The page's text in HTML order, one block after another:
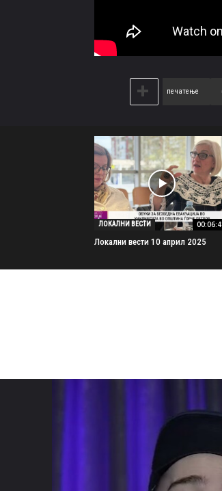
печатење
ЛОКАЛНИ ВЕСТИ
Локални вести 10 април 2025